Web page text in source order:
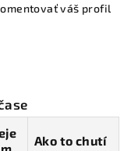
váš profil
Ako to chutí